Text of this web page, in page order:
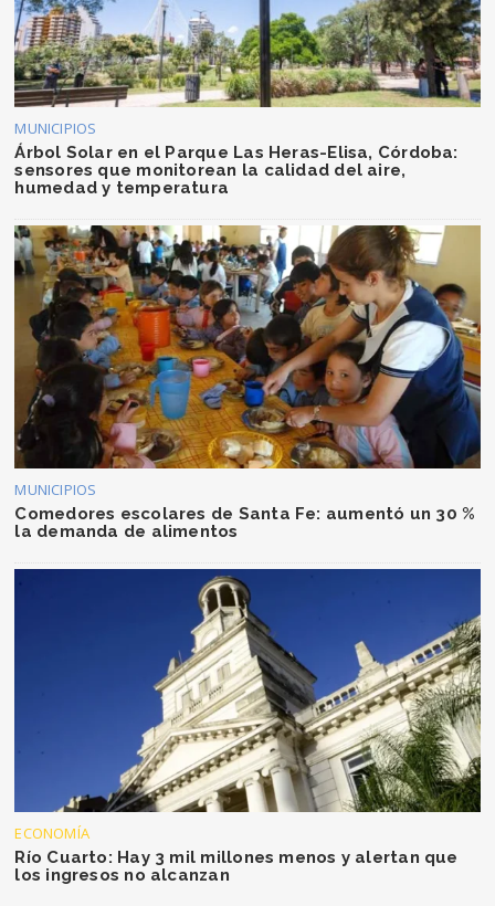
MUNICIPIOS
Árbol Solar en el Parque Las Heras-Elisa, Córdoba:
sensores que monitorean la calidad del aire,
humedad y temperatura
MUNICIPIOS
Comedores escolares de Santa Fe: aumentó un 30 %
la demanda de alimentos
ECONOMÍA
Río Cuarto: Hay 3 mil millones menos y alertan que
los ingresos no alcanzan